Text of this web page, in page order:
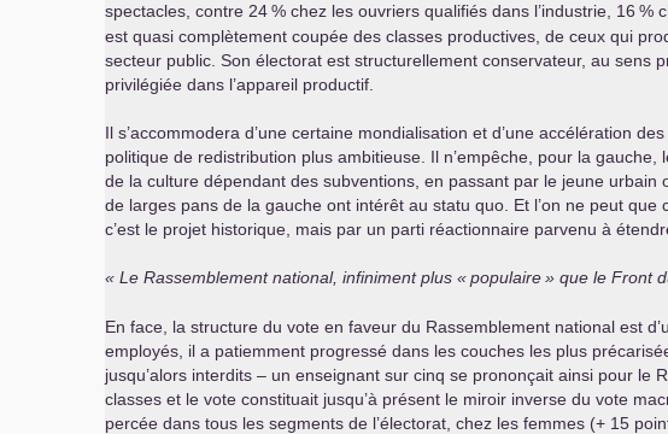
spectacles, contre 24% chez les ouvriers qualifiés dans l’industrie, 16 %
est quasi complètement coupée des classes productives, de ceux qui
secteur public. Son électorat est structurellement conservateur, au sens
privilégiée dans l’appareil productif.
Il s’accommodera d’une certaine mondialisation et d’une accélération
politique de redistribution plus ambitieuse. Il n’empêche, pour la
de la culture dépendant des subventions, en passant par le jeune
de larges pans de la gauche ont intérêt au statu quo. Et l’on ne peut
c’est le projet historique, mais par un parti réactionnaire parvenu à
Le Rassemblement national, infiniment plus «populaire» que le Front
En face, la structure du vote en faveur du Rassemblement national est
employés, il a patiemment progressé dans les couches les plus
jusqu’alors interdits – un enseignant sur cinq se prononçait ainsi pour le
classes et le vote constituait jusqu’à présent le miroir inverse du vote
percée dans tous les segments de l’électorat, chez les femmes (+ 15